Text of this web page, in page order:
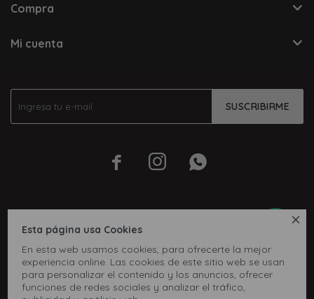

Esta página usa Cookies
En esta web usamos cookies, para ofrecerte la mejor
experiencia online. Las cookies de este sitio web se usan
para personalizar el contenido y los anuncios, ofrecer
funciones de redes sociales y analizar el tráfico,
SUSCRIBIRME
  
Compra
Mi cuenta